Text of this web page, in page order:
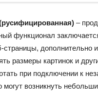
–
функционал
страницы, дополнительно
размеры картинок и
при подключении к
возникнуть